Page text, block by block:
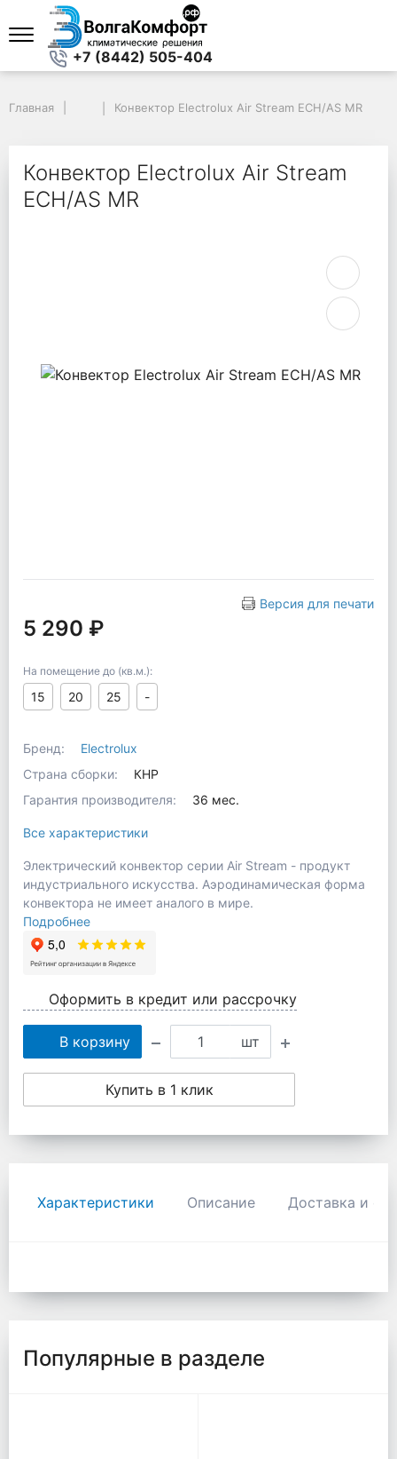
+7 (8442) 505-404
Конвектор Electrolux Air Stream ECH/AS MR
Главная Конвектор Electrolux Air Stream ECH/AS MR
Конвектор Electrolux Air Stream
ECH/AS MR
Версия для печати
5 290 ₽
На помещение до (кв.м.):
15 20 25 -
Бренд:
Electrolux
Страна сборки:
КНР
Гарантия производителя:
36 мес.
Все характеристики
Электрический конвектор серии Air Stream - продукт
индустриального искусства. Аэродинамическая форма
конвектора не имеет аналого в мире.
Подробнее
Оформить в кредит или рассрочку
В корзину шт
Купить в 1 клик
Характеристики Описание Доставка и
Популярные в разделе